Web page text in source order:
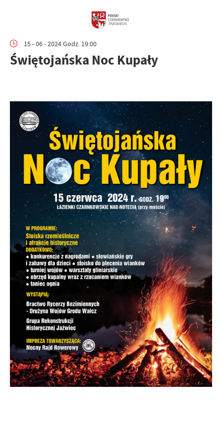
15 - 06 - 2024 Godz. 19:00
Świętojańska Noc Kupały